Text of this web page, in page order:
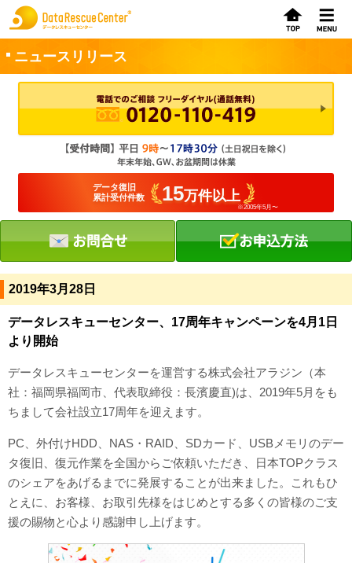
ニュースリリース
データ復旧
累計受付件数
15万件以上
※2005年5月〜
2019年3月28日
データレスキューセンター、17周年キャンペーンを4月1日
より開始
データレスキューセンターを運営する株式会社アラジン（本
社：福岡県福岡市、代表取締役：長濱慶直)は、2019年5月をも
ちまして会社設立17周年を迎えます。
PC、外付けHDD、NAS・RAID、SDカード、USBメモリのデー
タ復旧、復元作業を全国からご依頼いただき、日本TOPクラス
のシェアをあげるまでに発展することが出来ました。これもひ
とえに、お客様、お取引先様をはじめとする多くの皆様のご支
援の賜物と心より感謝申し上げます。
お申込方法
お問合せ
初めてのお客さまへ
サービスの流れ
データレスキューセンターの特徴
対応メディア
よくあるご質問
データ復旧特集
データ復旧のウソ？ホント？
プライバシーマーク認定
ISO27001(ISMS)認証